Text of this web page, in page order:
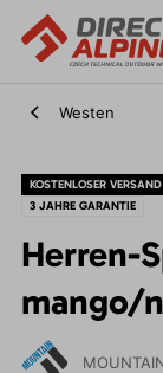
Westen
KOSTENLOSER VERSAND
3 JAHRE GARANTIE
Herren-
mango/